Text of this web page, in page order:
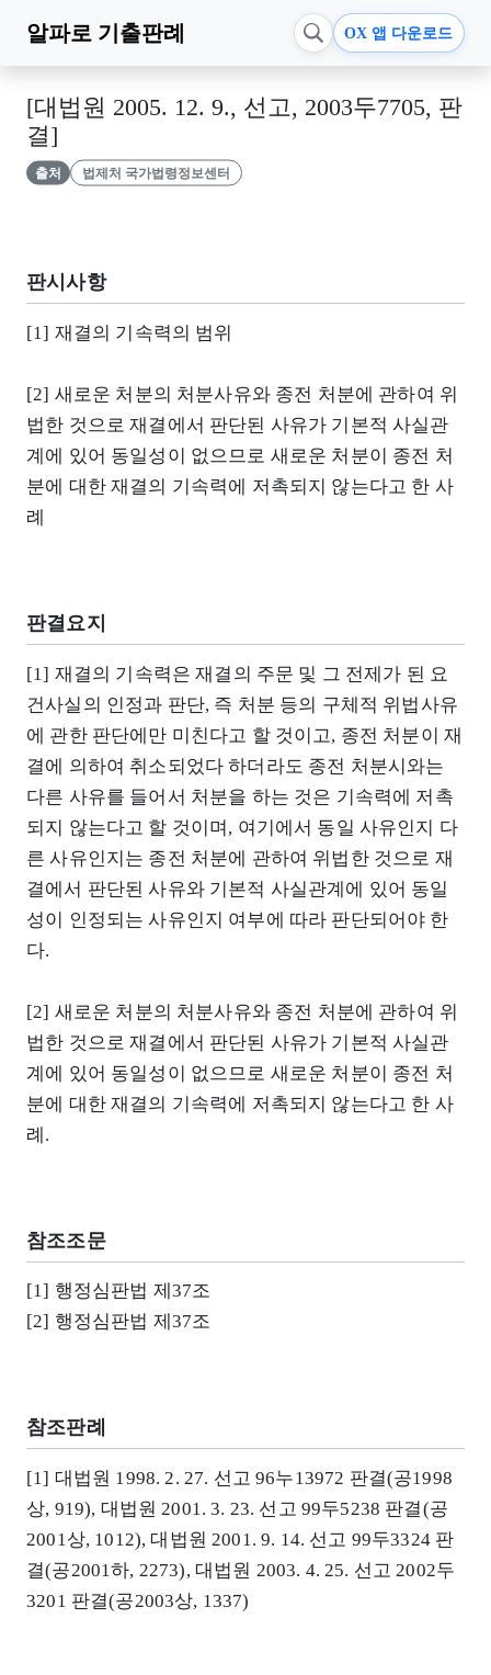
알파로 기출판례 OX 앱 다운로드
[대법원 2005. 12. 9., 선고, 2003두7705, 판
결]
출처 법제처 국가법령정보센터
판시사항
[1] 재결의 기속력의 범위
[2] 새로운 처분의 처분사유와 종전 처분에 관하여 위
법한 것으로 재결에서 판단된 사유가 기본적 사실관
계에 있어 동일성이 없으므로 새로운 처분이 종전 처
분에 대한 재결의 기속력에 저촉되지 않는다고 한 사
례
판결요지
[1] 재결의 기속력은 재결의 주문 및 그 전제가 된 요
건사실의 인정과 판단, 즉 처분 등의 구체적 위법사유
에 관한 판단에만 미친다고 할 것이고, 종전 처분이 재
결에 의하여 취소되었다 하더라도 종전 처분시와는
다른 사유를 들어서 처분을 하는 것은 기속력에 저촉
되지 않는다고 할 것이며, 여기에서 동일 사유인지 다
른 사유인지는 종전 처분에 관하여 위법한 것으로 재
결에서 판단된 사유와 기본적 사실관계에 있어 동일
성이 인정되는 사유인지 여부에 따라 판단되어야 한
다.
[2] 새로운 처분의 처분사유와 종전 처분에 관하여 위
법한 것으로 재결에서 판단된 사유가 기본적 사실관
계에 있어 동일성이 없으므로 새로운 처분이 종전 처
분에 대한 재결의 기속력에 저촉되지 않는다고 한 사
례.
참조조문
[1] 행정심판법 제37조
[2] 행정심판법 제37조
참조판례
[1] 대법원 1998. 2. 27. 선고 96누13972 판결(공1998
상, 919), 대법원 2001. 3. 23. 선고 99두5238 판결(공
2001상, 1012), 대법원 2001. 9. 14. 선고 99두3324 판
결(공2001하, 2273), 대법원 2003. 4. 25. 선고 2002두
3201 판결(공2003상, 1337)